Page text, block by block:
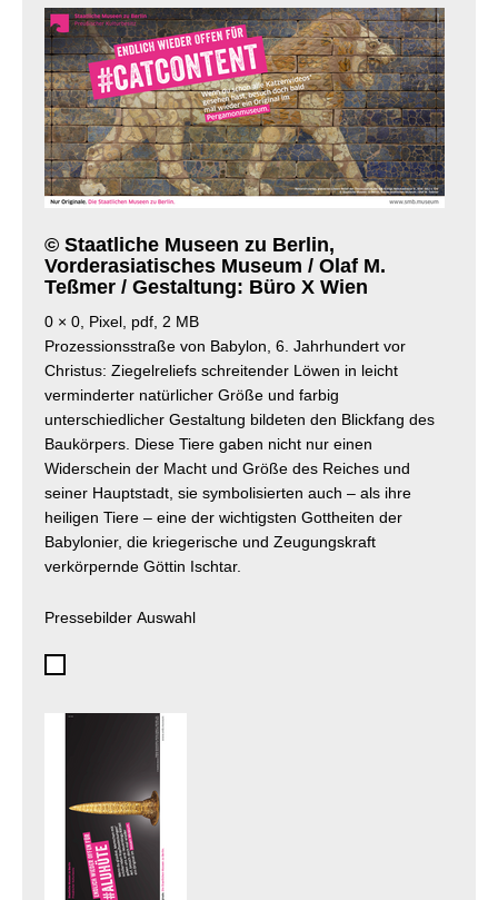
© Staatliche Museen zu Berlin,
Vorderasiatisches Museum / Olaf M.
Teßmer / Gestaltung: Büro X Wien
0 × 0, Pixel, pdf, 2 MB
Prozessionsstraße von Babylon, 6. Jahrhundert vor
Christus: Ziegelreliefs schreitender Löwen in leicht
verminderter natürlicher Größe und farbig
unterschiedlicher Gestaltung bildeten den Blickfang des
Baukörpers. Diese Tiere gaben nicht nur einen
Widerschein der Macht und Größe des Reiches und
seiner Hauptstadt, sie symbolisierten auch – als ihre
heiligen Tiere – eine der wichtigsten Gottheiten der
Babylonier, die kriegerische und Zeugungskraft
verkörpernde Göttin Ischtar.
Pressebilder Auswahl